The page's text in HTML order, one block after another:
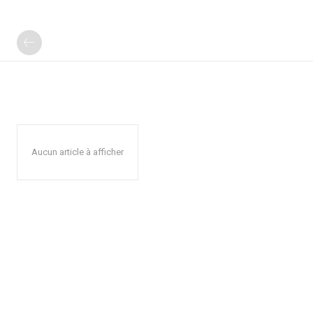
Aucun article à afficher